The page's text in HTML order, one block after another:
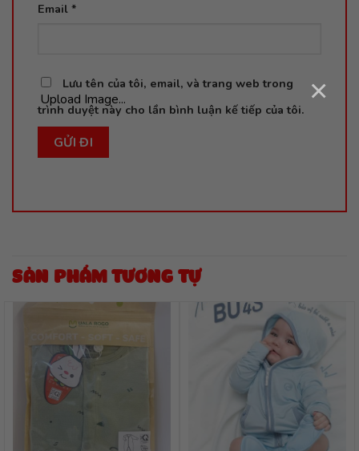
Upload Image... ×
Email *
Lưu tên của tôi, email, và trang web trong
trình duyệt này cho lần bình luận kế tiếp của tôi.
SẢN PHẨM TƯƠNG TỰ